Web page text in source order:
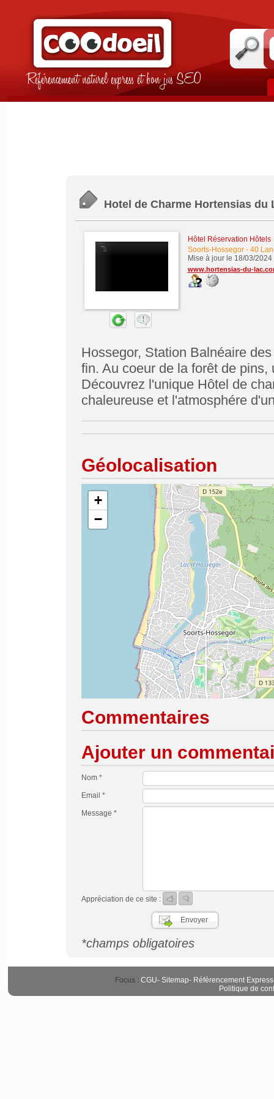
Référencement naturel express et bon jus SEO
Hotel de Charme Hortensias du
Hôtel Réservation Hôtels
Soorts-Hossegor- 40
Mise à jour le 18/03/2024
www.hortensias-du-
Hossegor, Station Balnéaire
fin. Au coeur de la forêt de
Découvrez l'unique Hôtel de
chaleureuse et l'atmosphére
Géolocalisation
+
−
Commentaires
Ajouter un
Nom *
Email *
Message *
Appréciation de ce site :
*champs obligatoires
Focus : CGU- Sitemap- Référencement Express
Politique de